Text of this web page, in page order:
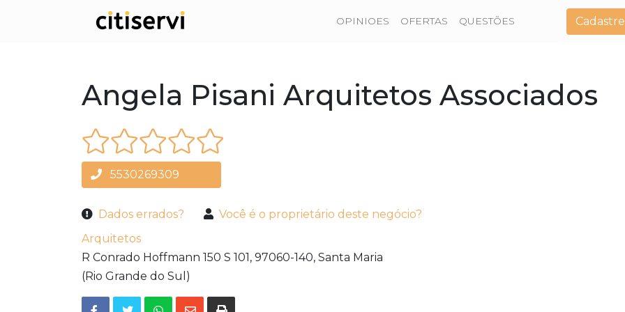
OPINIOES OFERTAS QUESTÕES
Angela Pisani Arquitetos Associados
5530269309
Dados errados?
Você é o proprietário deste negócio?
Arquitetos
R Conrado Hoffmann 150 S 101, 97060-140, Santa Maria
(Rio Grande do Sul)